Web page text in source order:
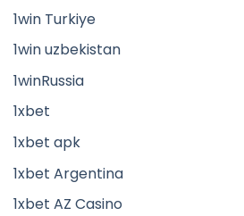
1win Turkiye
1win uzbekistan
1winRussia
1xbet
1xbet apk
1xbet Argentina
1xbet AZ Casino